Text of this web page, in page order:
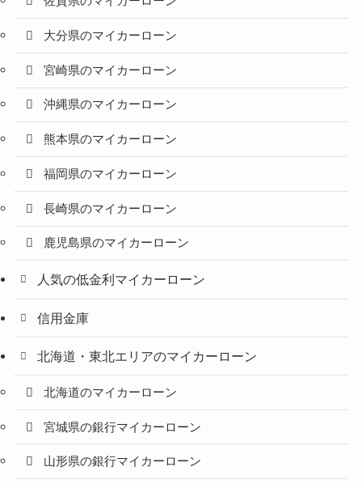
大分県のマイカーローン
宮崎県のマイカーローン
沖縄県のマイカーローン
熊本県のマイカーローン
福岡県のマイカーローン
長崎県のマイカーローン
鹿児島県のマイカーローン
人気の低金利マイカーローン
信用金庫
北海道・東北エリアのマイカーローン
北海道のマイカーローン
宮城県の銀行マイカーローン
山形県の銀行マイカーローン